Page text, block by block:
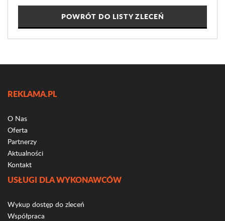
POWRÓT DO LISTY ZLECEŃ
REKLAMA.PL
O Nas
Oferta
Partnerzy
Aktualności
Kontakt
USŁUGI DLA WYKONAWCÓW
Wykup dostęp do zleceń
Współpraca